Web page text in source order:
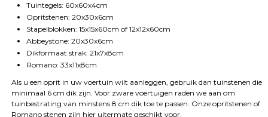
Tuintegels: 60x60x4cm
Opritstenen: 20x30x6cm
Stapelblokken: 15x15x60cm of 12x12x60cm
Abbeystone: 20x30x6cm
Dikformaat strak: 21x7x8cm
Romano: 33x11x8cm
Als u een oprit in uw voertuin wilt aanleggen, gebruik dan tuinstenen die
minimaal 6 cm dik zijn. Voor zware voertuigen raden we aan om
tuinbestrating van minstens 8 cm dik toe te passen. Onze opritstenen of
Romano stenen zijn hier uitermate geschikt voor.